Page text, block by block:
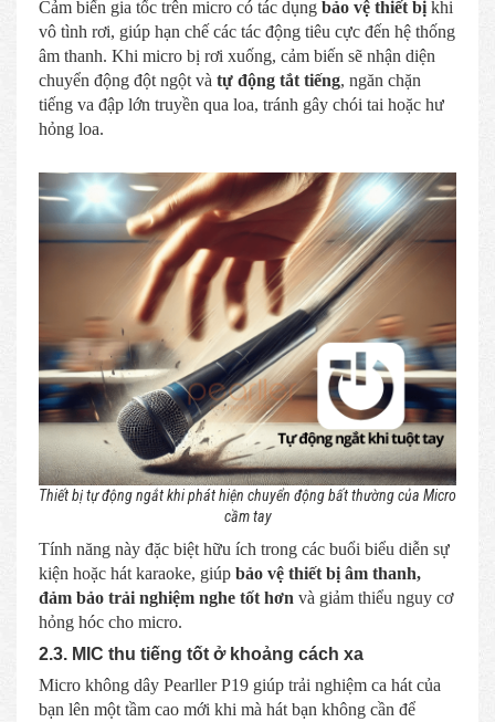
Cảm biến gia tốc trên micro có tác dụng bảo vệ thiết bị khi
vô tình rơi, giúp hạn chế các tác động tiêu cực đến hệ thống
âm thanh. Khi micro bị rơi xuống, cảm biến sẽ nhận diện
chuyển động đột ngột và tự động tắt tiếng, ngăn chặn
tiếng va đập lớn truyền qua loa, tránh gây chói tai hoặc hư
hỏng loa.
Thiết bị tự động ngắt khi phát hiện chuyển động bất thường của Micro
cầm tay
Tính năng này đặc biệt hữu ích trong các buổi biểu diễn sự
kiện hoặc hát karaoke, giúp bảo vệ thiết bị âm thanh,
đảm bảo trải nghiệm nghe tốt hơn và giảm thiểu nguy cơ
hỏng hóc cho micro.
2.3. MIC thu tiếng tốt ở khoảng cách xa
Micro không dây Pearller P19 giúp trải nghiệm ca hát của
bạn lên một tầm cao mới khi mà hát bạn không cần để